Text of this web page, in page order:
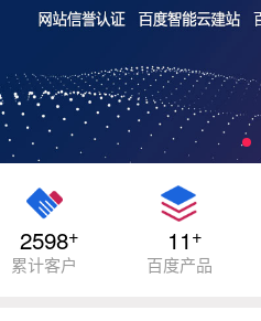
2598+
累计客户
11+
百度产品